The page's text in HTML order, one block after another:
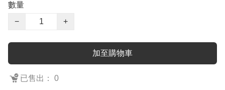
數量
−
+
加至購物車
已售出： 0